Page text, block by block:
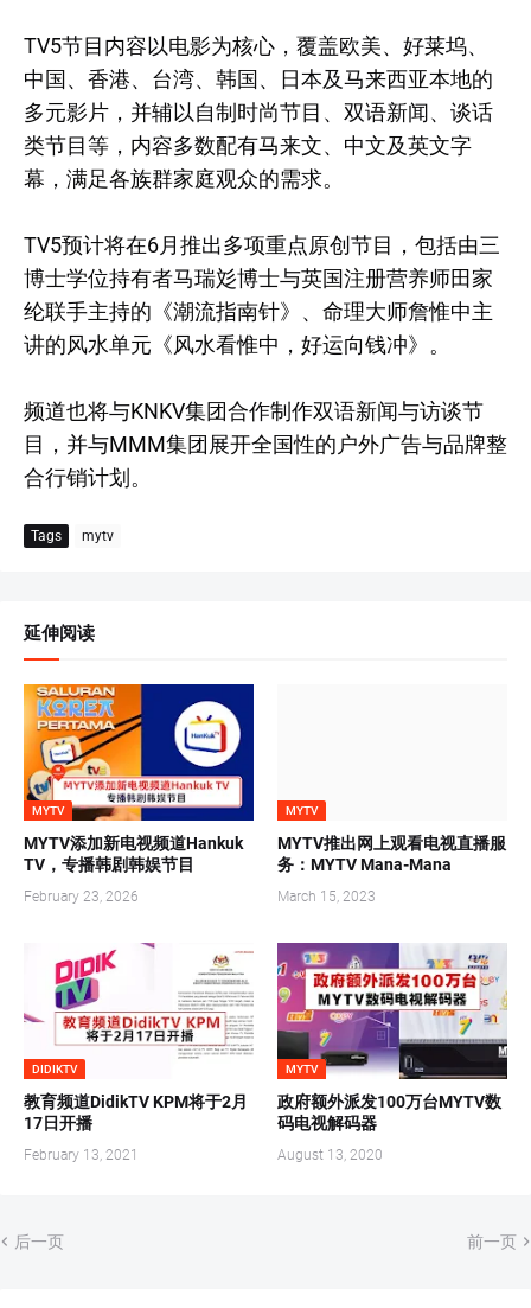
TV5节目内容以电影为核心，覆盖欧美、好莱坞、
中国、香港、台湾、韩国、日本及马来西亚本地的
多元影片，并辅以自制时尚节目、双语新闻、谈话
类节目等，内容多数配有马来文、中文及英文字
幕，满足各族群家庭观众的需求。
TV5预计将在6月推出多项重点原创节目，包括由三
博士学位持有者马瑞彣博士与英国注册营养师田家
纶联手主持的《潮流指南针》、命理大师詹惟中主
讲的风水单元《风水看惟中，好运向钱冲》。
频道也将与KNKV集团合作制作双语新闻与访谈节
目，并与MMM集团展开全国性的户外广告与品牌整
合行销计划。
Tags mytv
延伸阅读
MYTV
MYTV添加新电视频道Hankuk
TV，专播韩剧韩娱节目
February 23, 2026
MYTV
MYTV推出网上观看电视直播服
务：MYTV Mana-Mana
March 15, 2023
DIDIKTV
教育频道DidikTV KPM将于2月
17日开播
February 13, 2021
MYTV
政府额外派发100万台MYTV数
码电视解码器
August 13, 2020
后一页 前一页